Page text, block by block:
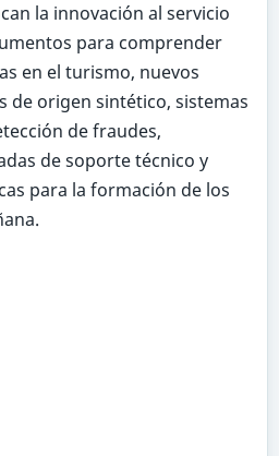
la innovación al servicio
para comprender
en el turismo, nuevos
de origen sintético, sistemas
de fraudes,
de soporte técnico y
para la formación de los